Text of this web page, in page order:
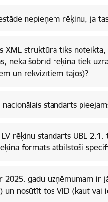
nepieņem rēķinu, ja
tiks noteikta, skaidrota? Vai XML failā būs
nekā šobrīd rēķinā tiek
un rekvizītiem tajos)?
nacionālais standarts
LV rēķinu standarts UBL
formāts atbilstoši
2025. gadu uzņēmumam ir
un nosūtīt tos VID (kaut vai